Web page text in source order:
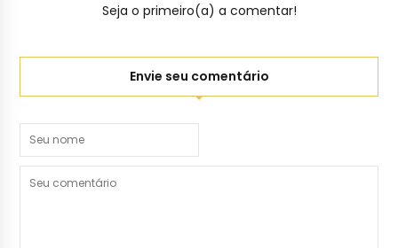
Seja o primeiro(a) a comentar!
Envie seu comentário